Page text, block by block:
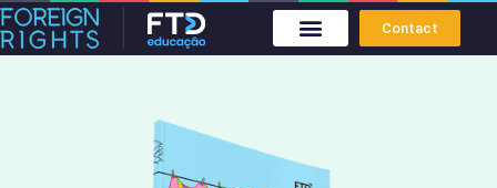
Contact